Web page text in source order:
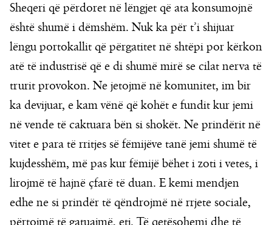
Sheqeri që përdoret në lëngjet që ata konsumojnë
është shumë i dëmshëm. Nuk ka për t’i shijuar
lëngu portokallit që përgatitet në shtëpi por kërkon
atë të industrisë që e di shumë mirë se cilat nerva të
trurit provokon. Ne jetojmë në komunitet, im bir
ka devijuar, e kam vënë që kohët e fundit kur jemi
në vende të caktuara bën si shokët. Ne prindërit në
vitet e para të rritjes së fëmijëve tanë jemi shumë të
kujdesshëm, më pas kur fëmijë bëhet i zoti i vetes, i
lirojmë të hajnë çfarë të duan. E kemi mendjen
edhe ne si prindër të qëndrojmë në rrjete sociale,